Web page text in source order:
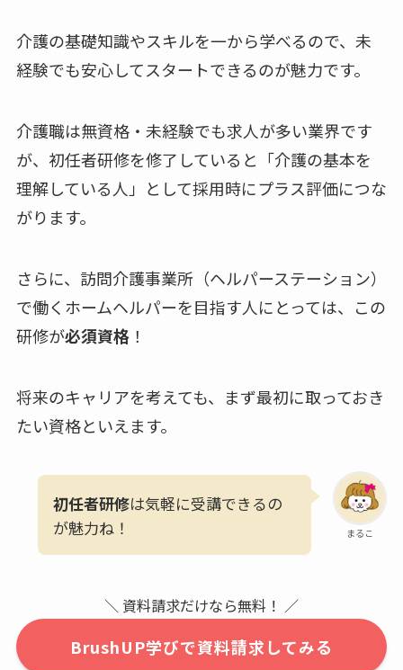
介護の基礎知識やスキルを一から学べるので、未
経験でも安心してスタートできるのが魅力です。
介護職は無資格・未経験でも求人が多い業界です
が、初任者研修を修了していると「介護の基本を
理解している人」として採用時にプラス評価につな
がります。
さらに、訪問介護事業所（ヘルパーステーション）
で働くホームヘルパーを目指す人にとっては、この
研修が必須資格！
将来のキャリアを考えても、まず最初に取っておき
たい資格といえます。
まるこ
初任者研修は気軽に受講できるの
が魅力ね！
＼ 資料請求だけなら無料！ ／
BrushUP学びで資料請求してみる